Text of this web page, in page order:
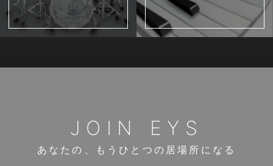
JOIN EYS
あなたの、もうひとつの居場所になる